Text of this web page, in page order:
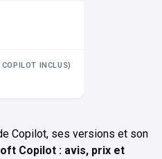
Copilot, ses versions et son
Copilot : avis, prix et